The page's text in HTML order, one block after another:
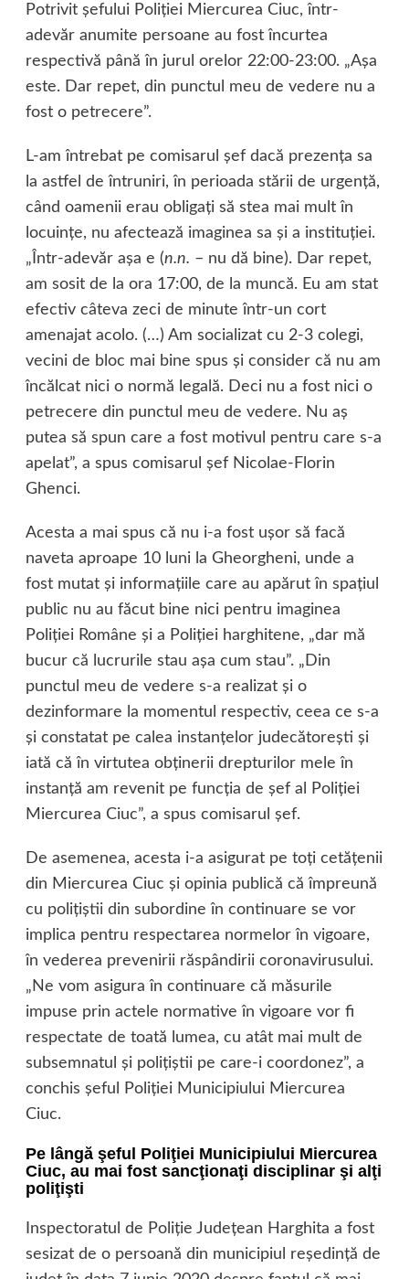
Potrivit şefului Poliţiei Miercurea Ciuc, într-
adevăr anumite persoane au fost încurtea
respectivă până în jurul orelor 22:00-23:00. „Aşa
este. Dar repet, din punctul meu de vedere nu a
fost o petrecere”.
L-am întrebat pe comisarul şef dacă prezenţa sa
la astfel de întruniri, în perioada stării de urgenţă,
când oamenii erau obligaţi să stea mai mult în
locuinţe, nu afectează imaginea sa şi a instituţiei.
„Într-adevăr aşa e (n.n. – nu dă bine). Dar repet,
am sosit de la ora 17:00, de la muncă. Eu am stat
efectiv câteva zeci de minute într-un cort
amenajat acolo. (…) Am socializat cu 2-3 colegi,
vecini de bloc mai bine spus şi consider că nu am
încălcat nici o normă legală. Deci nu a fost nici o
petrecere din punctul meu de vedere. Nu aş
putea să spun care a fost motivul pentru care s-a
apelat”, a spus comisarul şef Nicolae-Florin
Ghenci.
Acesta a mai spus că nu i-a fost uşor să facă
naveta aproape 10 luni la Gheorgheni, unde a
fost mutat şi informaţiile care au apărut în spaţiul
public nu au făcut bine nici pentru imaginea
Poliţiei Române şi a Poliţiei harghitene, „dar mă
bucur că lucrurile stau aşa cum stau”. „Din
punctul meu de vedere s-a realizat şi o
dezinformare la momentul respectiv, ceea ce s-a
şi constatat pe calea instanţelor judecătoreşti şi
iată că în virtutea obţinerii drepturilor mele în
instanţă am revenit pe funcţia de şef al Poliţiei
Miercurea Ciuc”, a spus comisarul şef.
De asemenea, acesta i-a asigurat pe toţi cetăţenii
din Miercurea Ciuc şi opinia publică că împreună
cu poliţiştii din subordine în continuare se vor
implica pentru respectarea normelor în vigoare,
în vederea prevenirii răspândirii coronavirusului.
„Ne vom asigura în continuare că măsurile
impuse prin actele normative în vigoare vor fi
respectate de toată lumea, cu atât mai mult de
subsemnatul şi poliţiştii pe care-i coordonez”, a
conchis şeful Poliţiei Municipiului Miercurea
Ciuc.
Pe lângă şeful Poliţiei Municipiului Miercurea
Ciuc, au mai fost sancţionaţi disciplinar şi alţi
poliţişti
Inspectoratul de Poliţie Judeţean Harghita a fost
sesizat de o persoană din municipiul reşedinţă de